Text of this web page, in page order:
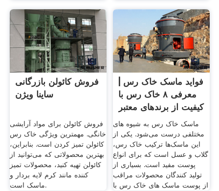
فروش کائولن بازرگانی
ساینا ویژن
فروش کائولن برای مواد آرایشی
خانگی. مهمترین ویژگی خاک رس
کائولن تمیز کردن است. بنابراین،
بهترین محصولاتی که می‌توانید از
کائولن تهیه کنید، محصولات تمیز
کننده مانند کرم لایه بردار و
ماسک است.
فواید ماسک خاک رس |
معرفی ۸ خاک رس با
کیفیت از برندهای معتبر
ماسک خاک رس به شیوه های
مختلفی درست می‌شود. یکی از
این ماسک‌ها ترکیب خاک رس،
گلاب و عسل است که برای انواع
پوست مفید است. بسیاری از
تولید کنندگان محصولات مراقب
از پوست ماسک های خاک رس با